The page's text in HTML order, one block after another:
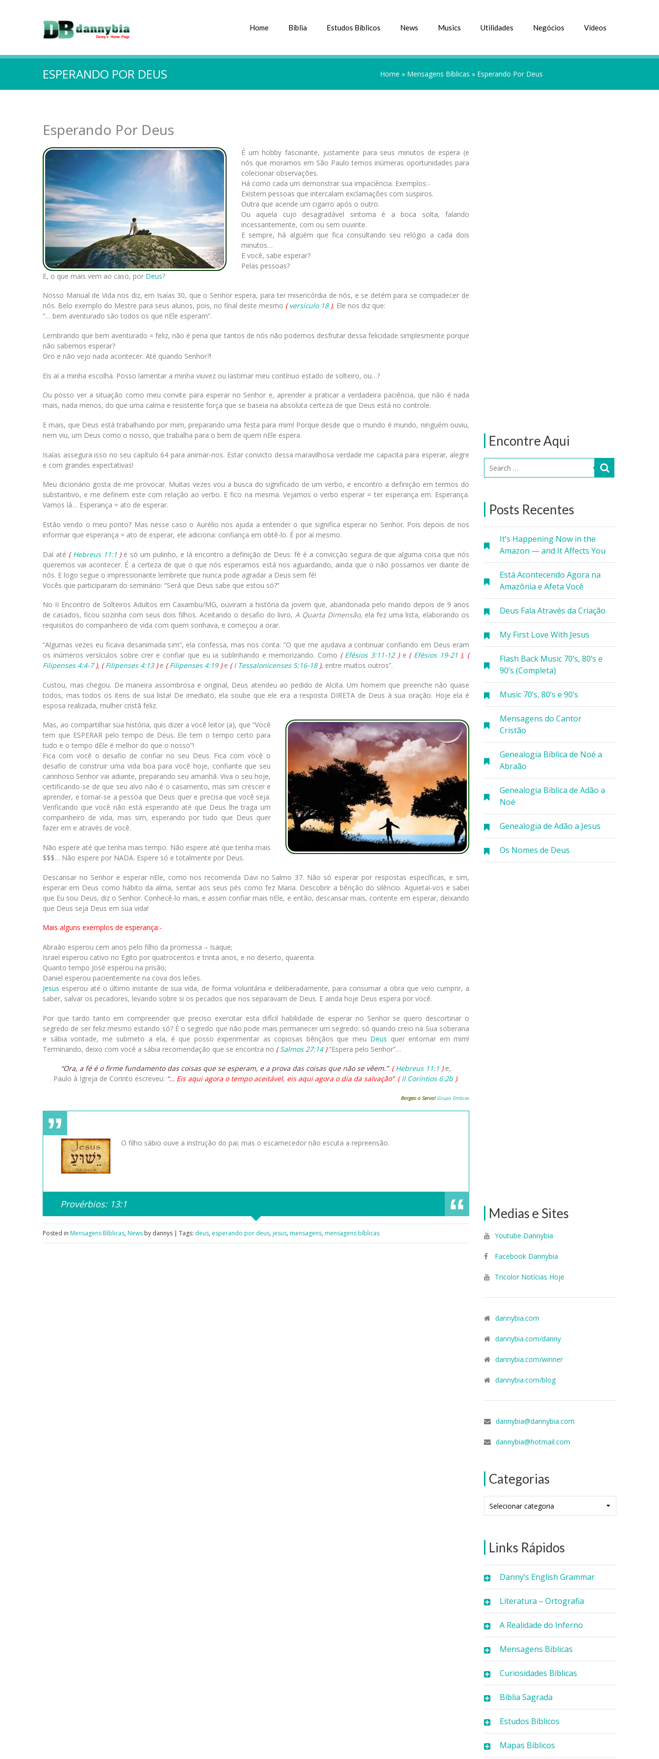
Home Bíblia Estudos Bíblicos News Musics Utilidades Negócios Vídeos
ESPERANDO POR DEUS Home » Mensagens Bíblicas » Esperando Por Deus
Encontre Aqui
Posts Recentes
It’s Happening Now in the
Amazon — and It Affects You
Está Acontecendo Agora na
Amazônia e Afeta Você
Deus Fala Através da Criação
My First Love With Jesus
Flash Back Music 70’s, 80’s e
90’s (Completa)
Music 70’s, 80’s e 90’s
Mensagens do Cantor
Cristão
Genealogia Bíblica de Noé a
Abraão
Genealogia Bíblica de Adão a
Noé
Genealogia de Adão a Jesus
Os Nomes de Deus
Medias e Sites
Youtube Dannybia
Facebook Dannybia
Tricolor Notícias Hoje
dannybia.com
dannybia.com/danny
dannybia.com/winner
dannybia.com/blog
dannybia@dannybia.com
dannybia@hotmail.com
Categorias
Links Rápidos
Danny’s English Grammar
Literatura – Ortografia
A Realidade do Inferno
Mensagens Bíblicas
Curiosidades Bíblicas
Bíblia Sagrada
Estudos Bíblicos
Mapas Bíblicos
Esperando Por Deus
É um hobby fascinante, justamente para seus minutos de espera (e
nós que moramos em São Paulo temos inúmeras oportunidades para
colecionar observações.
Há como cada um demonstrar sua impaciência. Exemplos:-
Existem pessoas que intercalam exclamações com suspiros.
Outra que acende um cigarro após o outro.
Ou aquela cujo desagradável sintoma é a boca solta, falando
incessantemente, com ou sem ouvinte.
E sempre, há alguém que fica consultando seu relógio a cada dois
minutos…
E você, sabe esperar?
Pelas pessoas?
E, o que mais vem ao caso, por Deus?
Nosso Manual de Vida nos diz, em Isaías 30, que o Senhor espera, para ter misericórdia de nós, e se detém para se compadecer de
nós. Belo exemplo do Mestre para seus alunos, pois, no final deste mesmo ( versículo 18), Ele nos diz que:
“… bem aventurado são todos os que nEle esperam”.
Lembrando que bem aventurado = feliz, não é pena que tantos de nós não podemos desfrutar dessa felicidade simplesmente porque
não sabemos esperar?
Oro e não vejo nada acontecer. Até quando Senhor?!
Eis aí a minha escolha. Posso lamentar a minha viuvez ou lastimar meu contínuo estado de solteiro, ou…?
Ou posso ver a situação como meu convite para esperar no Senhor e, aprender a praticar a verdadeira paciência, que não é nada
mais, nada menos, do que uma calma e resistente força que se baseia na absoluta certeza de que Deus está no controle.
E mais, que Deus está trabalhando por mim, preparando uma festa para mim! Porque desde que o mundo é mundo, ninguém ouviu,
nem viu, um Deus como o nosso, que trabalha para o bem de quem nEle espera.
Isaías assegura isso no seu capítulo 64 para animar-nos. Estar convicto dessa maravilhosa verdade me capacita para esperar, alegre
e com grandes expectativas!
Meu dicionário gosta de me provocar. Muitas vezes vou a busca do significado de um verbo, e encontro a definição em termos do
substantivo, e me definem este com relação ao verbo. E fico na mesma. Vejamos o verbo esperar = ter esperança em. Esperança.
Vamos lá… Esperança = ato de esperar.
Estão vendo o meu ponto? Mas nesse caso o Aurélio nos ajuda a entender o que significa esperar no Senhor. Pois depois de nos
informar que esperança = ato de esperar, ele adiciona: confiança em obtê-lo. É por aí mesmo.
Daí até ( Hebreus 11:1)é só um pulinho, e lá encontro a definição de Deus: fé é a convicção segura de que alguma coisa que nós
queremos vai acontecer. É a certeza de que o que nós esperamos está nos aguardando, ainda que o não possamos ver diante de
nós. E logo segue o impressionante lembrete que nunca pode agradar a Deus sem fé!
Vocês que participaram do seminário: “Será que Deus sabe que estou só?”
No II Encontro de Solteiros Adultos em Caxambu/MG, ouviram a história da jovem que, abandonada pelo marido depois de 9 anos
de casados, ficou sozinha com seus dois filhos. Aceitando o desafio do livro, A Quarta Dimensão, ela fez uma lista, elaborando os
requisitos do companheiro de vida com quem sonhava, e começou a orar.
“Algumas vezes eu ficava desanimada sim”, ela confessa, mas nos conta: “O que me ajudava a continuar confiando em Deus eram
os inúmeros versículos sobre crer e confiar que eu ia sublinhando e memorizando. Como ( Efésios 3:11-12)e ( Efésios 19-21), (
Filipenses 4:4-7), (Filipenses 4:13)e (Filipenses 4:19)e (I Tessalonicenses 5:16-18), entre muitos outros”.
Custou, mas chegou. De maneira assombrosa e original, Deus atendeu ao pedido de Alcita. Um homem que preenche não quase
todos, mas todos os itens de sua lista! De imediato, ela soube que ele era a resposta DIRETA de Deus à sua oração. Hoje ela é
esposa realizada, mulher cristã feliz.
Mas, ao compartilhar sua história, quis dizer a você leitor (a), que “Você
tem que ESPERAR pelo tempo de Deus. Ele tem o tempo certo para
tudo e o tempo dEle é melhor do que o nosso”!
Fica com você o desafio de confiar no seu Deus. Fica com você o
desafio de construir uma vida boa para você hoje, confiante que seu
carinhoso Senhor vai adiante, preparando seu amanhã. Viva o seu hoje,
certificando-se de que seu alvo não é o casamento, mas sim crescer e
aprender, e tornar-se a pessoa que Deus quer e precisa que você seja.
Verificando que você não está esperando até que Deus lhe traga um
companheiro de vida, mas sim, esperando por tudo que Deus quer
fazer em e através de você.
Não espere até que tenha mais tempo. Não espere até que tenha mais
$$$… Não espere por NADA. Espere só e totalmente por Deus.
Descansar no Senhor e esperar nEle, como nos recomenda Davi no Salmo 37. Não só esperar por respostas específicas, e sim,
esperar em Deus como hábito da alma, sentar aos seus pés como fez Maria. Descobrir a bênção do silêncio. Aquietai-vos e sabei
que Eu sou Deus, diz o Senhor. Conhecê-lo mais, e assim confiar mais nEle, e então, descansar mais, contente em esperar, deixando
que Deus seja Deus em sua vida!
Mais alguns exemplos de esperança:-
Abraão esperou cem anos pelo filho da promessa – Isaque;
Israel esperou cativo no Egito por quatrocentos e trinta anos, e no deserto, quarenta.
Quanto tempo José esperou na prisão;
Daniel esperou pacientemente na cova dos leões.
Jesus esperou até o último instante de sua vida, de forma voluntária e deliberadamente, para consumar a obra que veio cumprir, a
saber, salvar os pecadores, levando sobre si os pecados que nos separavam de Deus. E ainda hoje Deus espera por você.
Por que tardo tanto em compreender que preciso exercitar esta difícil habilidade de esperar no Senhor se quero descortinar o
segredo de ser feliz mesmo estando só? É o segredo que não pode mais permanecer um segredo: só quando creio na Sua soberana
e sábia vontade, me submeto a ela, é que posso experimentar as copiosas bênçãos que meu Deus quer entornar em mim!
Terminando, deixo com você a sábia recomendação que se encontra no (Salmos 27:14)“Espera pelo Senhor”…
“Ora, a fé é o firme fundamento das coisas que se esperam, e a prova das coisas que não se vêem.”. (Hebreus 11:1 )e,
Paulo à Igreja de Corinto escreveu: “… Eis aqui agora o tempo aceitável, eis aqui agora o dia da salvação”. (II Coríntios 6:2b ).
Borges o Servo! Grupo Embras
O filho sábio ouve a instrução do pai; mas o escarnecedor não escuta a repreensão.
Provérbios: 13:1
Posted in Mensagens Bíblicas, News by dannys | Tags: deus, esperando por deus, jesus, mensagens, mensagens bíblicas